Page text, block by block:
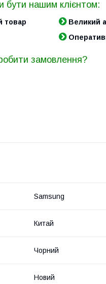
бути нашим клієнтом:
товар
Великий
замовлення?
Samsung
Китай
Чорний
Новий